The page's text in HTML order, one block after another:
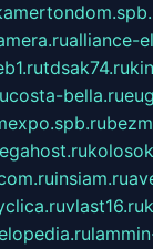
alliance-
tdsak74.ru
costa-bella.ru
insiam.ru
vlast16.ru